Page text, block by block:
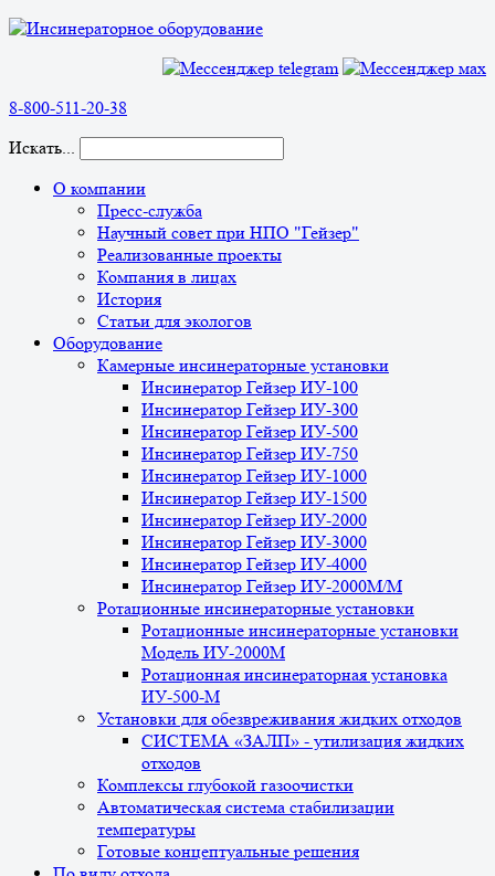
8-800-511-20-38
Искать...
О компании
Пресс-служба
Научный совет при НПО "Гейзер"
Реализованные проекты
Компания в лицах
История
Статьи для экологов
Оборудование
Камерные инсинераторные установки
Инсинератор Гейзер ИУ-100
Инсинератор Гейзер ИУ-300
Инсинератор Гейзер ИУ-500
Инсинератор Гейзер ИУ-750
Инсинератор Гейзер ИУ-1000
Инсинератор Гейзер ИУ-1500
Инсинератор Гейзер ИУ-2000
Инсинератор Гейзер ИУ-3000
Инсинератор Гейзер ИУ-4000
Инсинератор Гейзер ИУ-2000М/М
Ротационные инсинераторные установки
Ротационные инсинераторные установки
Модель ИУ-2000М
Ротационная инсинераторная установка
ИУ-500-М
Установки для обезвреживания жидких отходов
СИСТЕМА «ЗАЛП» - утилизация жидких
отходов
Комплексы глубокой газоочистки
Автоматическая система стабилизации
температуры
Готовые концептуальные решения